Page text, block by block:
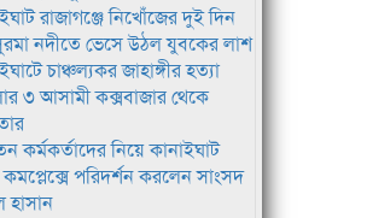
রাজাগঞ্জে নিখোঁজের দুই দিন
নদীতে ভেসে উঠল যুবকের লাশ
চাঞ্চল্যকর জাহাঙ্গীর হত্যা
৩ আসামী কক্সবাজার থেকে
কর্মকর্তাদের নিয়ে কানাইঘাট
কমপ্লেক্সে পরিদর্শন করলেন সাংসদ